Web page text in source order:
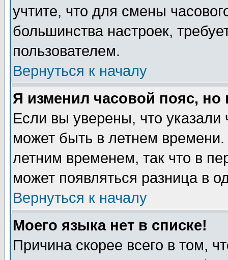
учтите, что для смены
большинства настроек,
пользователем.
Вернуться к началу
Я изменил часовой пояс,
Если вы уверены, что указали
может быть в летнем
летним временем, так что в
может появляться разница в
Вернуться к началу
Моего языка нет в списке!
Причина скорее всего в том,